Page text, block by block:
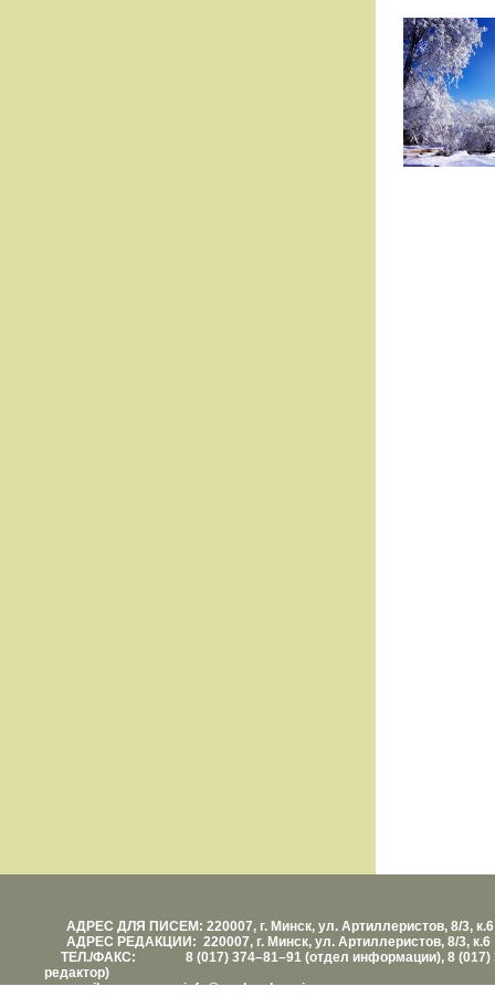
АДРЕС ДЛЯ ПИСЕМ: 220007, г. Минск, ул. Артиллеристов, 8/3, к.6
АДРЕС РЕДАКЦИИ: 220007, г. Минск, ул. Артиллеристов, 8/3, к.6
ТЕЛ./ФАКС: 8 (017) 374–81–91 (отдел информации), 8 (017)
редактор)
е-mail: info@vashezdorovie.com